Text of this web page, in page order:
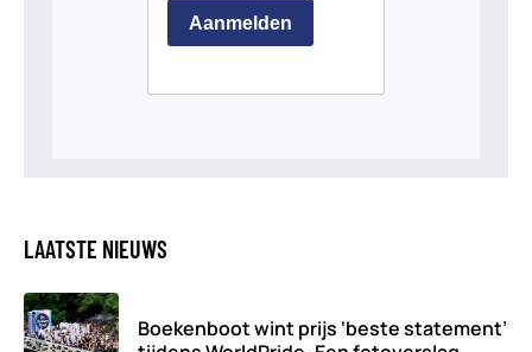
LAATSTE NIEUWS
Boekenboot wint prijs ‘beste statement’